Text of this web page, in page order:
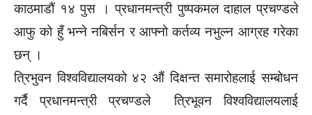
काठमाडौं १४ पुस । प्रधानमन्त्री पुष्पकमल दाहाल प्रचण्डले
आफु को हुँ भन्ने नबिर्सन र आफ्नो कर्तव्य नभुल्न आग्रह गरेका
छन् ।
त्रिभुवन विश्वविद्यालयको ४२ औं दिक्षन्त समारोहलाई सम्बोधन
गर्दै प्रधानमन्त्री प्रचण्डले त्रिभूवन विश्वविद्यालयलाई